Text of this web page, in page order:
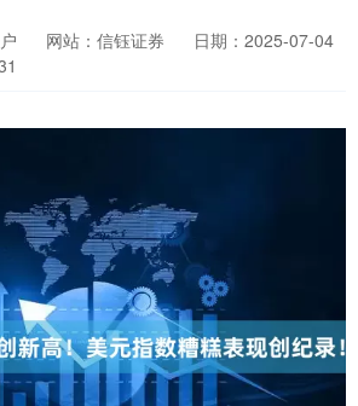
网站：信钰证券
日期：2025-07-04